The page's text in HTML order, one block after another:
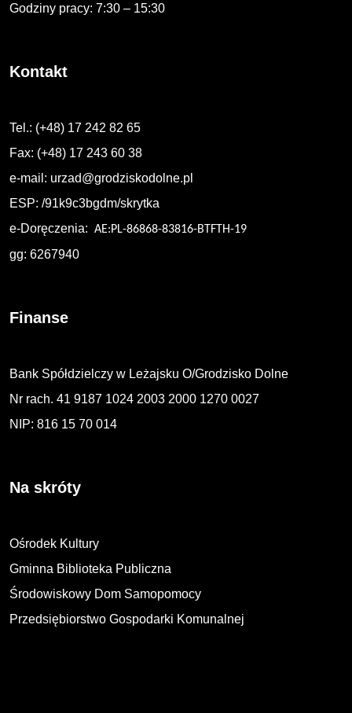
Godziny pracy: 7:30 – 15:30
Kontakt
Tel.: (+48) 17 242 82 65
Fax: (+48) 17 243 60 38
e-mail: urzad@grodziskodolne.pl
ESP: /91k9c3bgdm/skrytka
e-Doręczenia: AE:PL-86868-83816-BTFTH-19
gg: 6267940
Finanse
Bank Spółdzielczy w Leżajsku O/Grodzisko Dolne
Nr rach. 41 9187 1024 2003 2000 1270 0027
NIP: 816 15 70 014
Na skróty
Ośrodek Kultury
Gminna Biblioteka Publiczna
Środowiskowy Dom Samopomocy
Przedsiębiorstwo Gospodarki Komunalnej